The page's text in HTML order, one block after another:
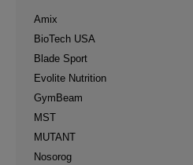
Amix
BioTech USA
Blade Sport
Evolite Nutrition
GymBeam
MST
MUTANT
Nosorog